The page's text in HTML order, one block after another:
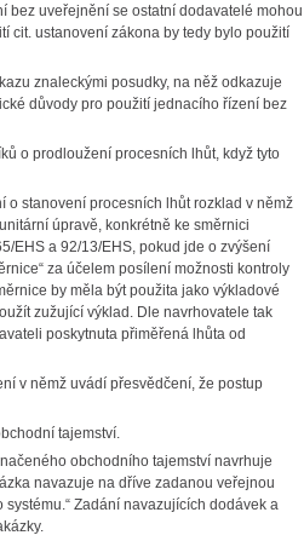
bez uveřejnění se ostatní dodavatelé mohou
cit. ustanovení zákona by tedy bylo použití
znaleckými posudky, na něž odkazuje
důvody pro použití jednacího řízení bez
o prodloužení procesních lhůt, když tyto
o stanovení procesních lhůt rozklad v němž
úpravě, konkrétně ke směrnici
EHS a 92/13/EHS, pokud jde o zvýšení
za účelem posílení možnosti kontroly
by měla být použita jako výkladové
zužující výklad. Dle navrhovatele tak
poskytnuta přiměřená lhůta od
v němž uvádí přesvědčení, že postup
tajemství.
obchodního tajemství navrhuje
navazuje na dříve zadanou veřejnou
Zadání navazujících dodávek a